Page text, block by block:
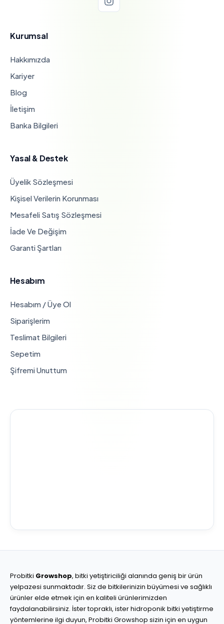
Kurumsal
Hakkımızda
Kariyer
Blog
İletişim
Banka Bilgileri
Yasal & Destek
Üyelik Sözleşmesi
Kişisel Verilerin Korunması
Mesafeli Satış Sözleşmesi
İade Ve Değişim
Garanti Şartları
Hesabım
Hesabım / Üye Ol
Siparişlerim
Teslimat Bilgileri
Sepetim
Şifremi Unuttum
Probitki Growshop, bitki yetiştiriciliği alanında geniş bir ürün
yelpazesi sunmaktadır. Siz de bitkilerinizin büyümesi ve sağlıklı
ürünler elde etmek için en kaliteli ürünlerimizden
faydalanabilirsiniz. İster topraklı, ister hidroponik bitki yetiştirme
yöntemlerine ilgi duyun, Probitki Growshop sizin için en uygun